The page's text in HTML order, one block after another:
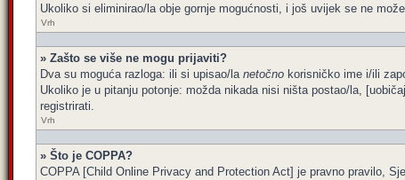
Ukoliko si eliminirao/la obje gornje mogućnosti, i još uvijek se ne
Vrh
» Zašto se više ne mogu prijaviti?
Dva su moguća razloga: ili si upisao/la netočno korisničko ime i/ili
Ukoliko je u pitanju potonje: možda nikada nisi ništa postao/la,
registrirati.
Vrh
» Što je COPPA?
COPPA [Child Online Privacy and Protection Act] je pravno pravilo,